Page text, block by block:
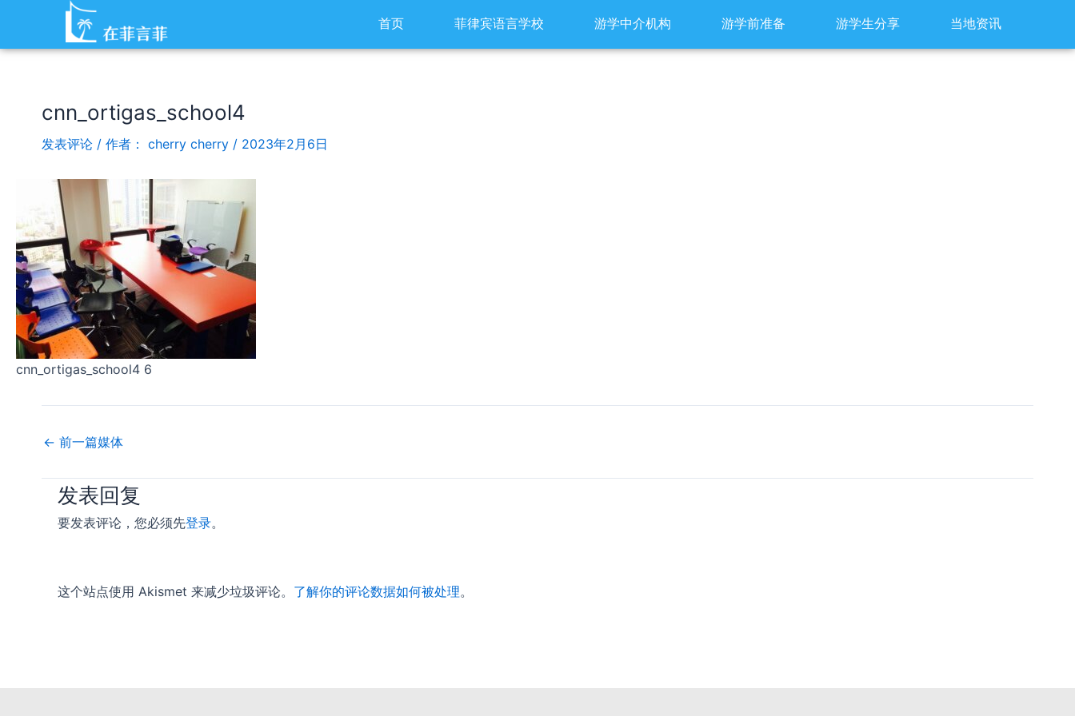
内
首页 菲律宾语言学校 游学中介机构 游学前准备 游学生分享 当地资讯
cnn_ortigas_school4
发表评论 / 作者： cherry cherry / 2023年2月6日
cnn_ortigas_school4 6
Post
navigation
← 前一篇媒体
发表回复
要发表评论，您必须先登录。
这个站点使用 Akismet 来减少垃圾评论。 了解你的评论数据如何被处理。